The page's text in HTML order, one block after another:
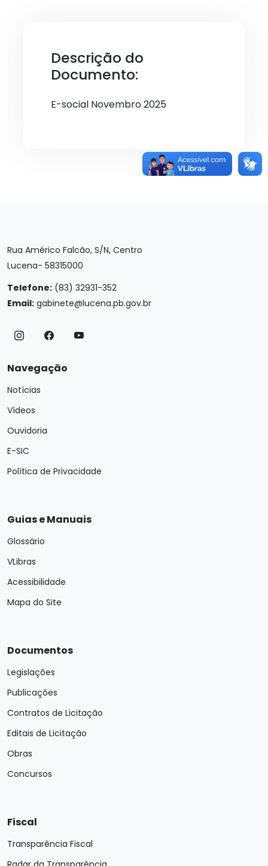
Descrição do
Documento:
E-social Novembro 2025
Rua Américo Falcão, S/N, Centro
Lucena- 58315000
Telefone: (83) 32931-352
Email: gabinete@lucena.pb.gov.br
Navegação
Notícias
Vídeos
Ouvidoria
E-SIC
Política de Privacidade
Guias e Manuais
Glossário
VLibras
Acessibilidade
Mapa do Site
Documentos
Legislações
Publicações
Contratos de Licitação
Editais de Licitação
Obras
Concursos
Fiscal
Transparência Fiscal